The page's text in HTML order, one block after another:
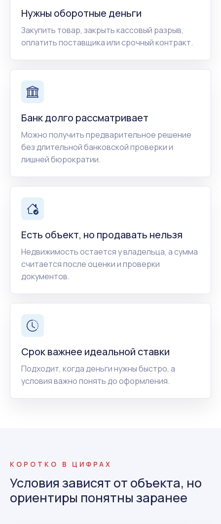
Нужны оборотные деньги
Закупить товар, закрыть кассовый разрыв,
оплатить поставщика или срочный контракт.
Банк долго рассматривает
Можно получить предварительное решение
без длительной банковской проверки и
лишней бюрократии.
Есть объект, но продавать нельзя
Недвижимость остается у владельца, а сумма
считается после оценки и проверки
документов.
Срок важнее идеальной ставки
Подходит, когда деньги нужны быстро, а
условия важно понять до оформления.
КОРОТКО В ЦИФРАХ
Условия зависят от объекта, но
ориентиры понятны заранее